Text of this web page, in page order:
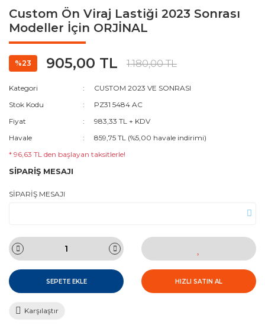
Custom Ön Viraj Lastiği 2023 Sonrası
Modeller İçin ORJİNAL
%23 905,00 TL 1.180,00 TL
Kategori
CUSTOM 2023 VE SONRASI
Stok Kodu
PZ31 5484 AC
Fiyat
983,33 TL + KDV
Havale
859,75 TL (%5,00 havale indirimi)
* 96,63 TL den başlayan taksitlerle!
SİPARİŞ MESAJI
SİPARİŞ MESAJI
SEPETE EKLE HIZLI SATIN AL
Karşılaştır